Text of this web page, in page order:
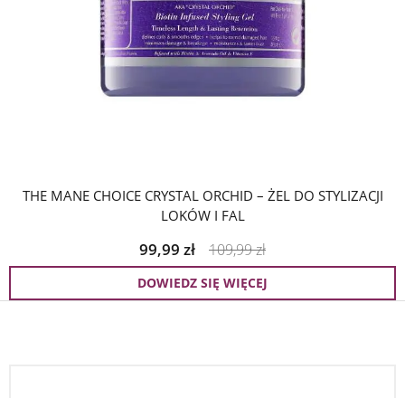
THE MANE CHOICE CRYSTAL ORCHID – ŻEL DO STYLIZACJI
LOKÓW I FAL
99,99 zł 109,99zł
DOWIEDZ SIĘ WIĘCEJ